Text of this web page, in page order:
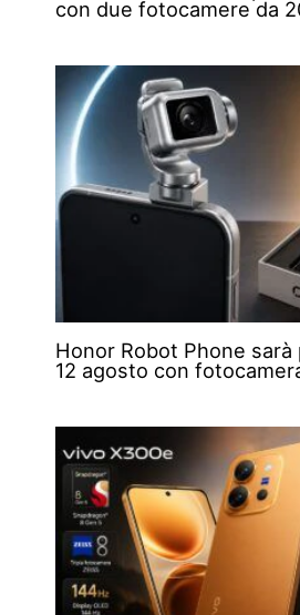
con due fotocamere da
Honor Robot Phone
12 agosto con